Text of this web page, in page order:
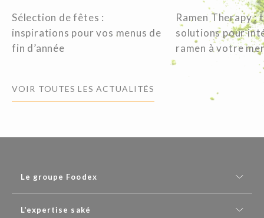
Sélection de fêtes :
inspirations pour vos menus de
fin d’année
Ramen Therapy :
solutions pour
ramen à votre
VOIR TOUTES LES ACTUALITÉS
Le groupe Foodex
L'expertise saké